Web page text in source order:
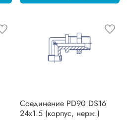
Соединение PD90 DS16
24х1.5 (корпус, нерж.)